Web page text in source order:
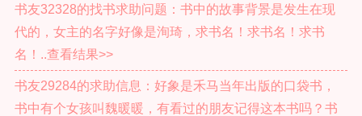
书友32328的找书求助问题：书中的故事背景是发生在现
代的，女主的名字好像是洵琦，求书名！求书名！求书
名！..查看结果>>
书友29284的求助信息：好象是禾马当年出版的口袋书，
书中有个女孩叫魏暖暖，有看过的朋友记得这本书吗？书